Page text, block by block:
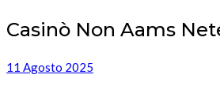
Casinò Non Aams
11 Agosto 2025